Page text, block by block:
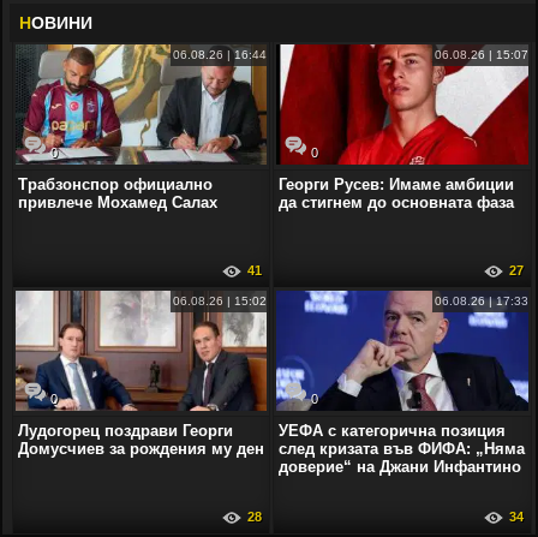
НОВИНИ
0
06.08.26 | 16:44
Трабзонспор официално
привлече Мохамед Салах
41
0
06.08.26 | 15:07
Георги Русев: Имаме амбиции
да стигнем до основната фаза
27
0
06.08.26 | 15:02
Лудогорец поздрави Георги
Домусчиев за рождения му ден
28
0
06.08.26 | 17:33
УЕФА с категорична позиция
след кризата във ФИФА: „Няма
доверие“ на Джани Инфантино
34